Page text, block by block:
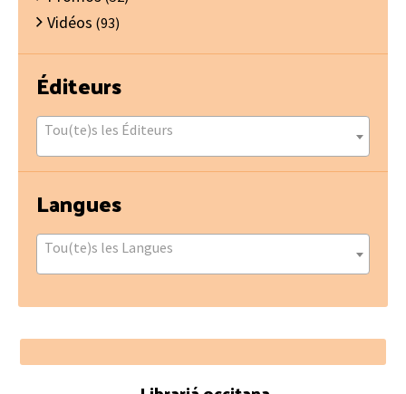
Vidéos (93)
Éditeurs
Tou(te)s les Éditeurs
Langues
Tou(te)s les Langues
Footer